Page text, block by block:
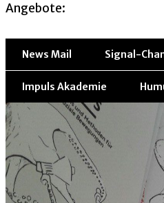
Angebote:
News Mail Signal-
Impuls Akademie